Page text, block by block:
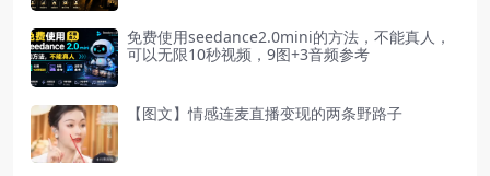
免费使用seedance2.0mini的方法，不能真人，
可以无限10秒视频，9图+3音频参考
【图文】情感连麦直播变现的两条野路子